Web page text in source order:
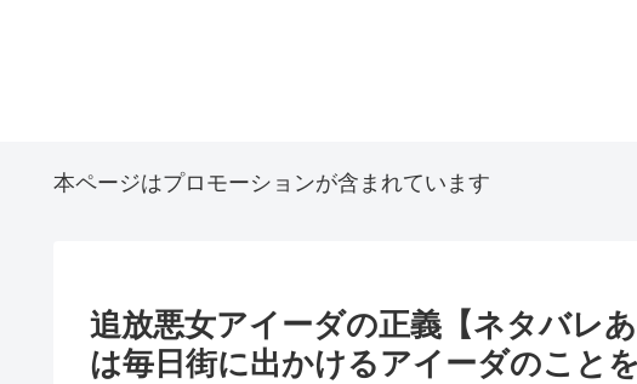
本ページはプロモーションが含まれています
追放悪女アイーダの正義【ネタバレ
は毎日街に出かけるアイーダのこと